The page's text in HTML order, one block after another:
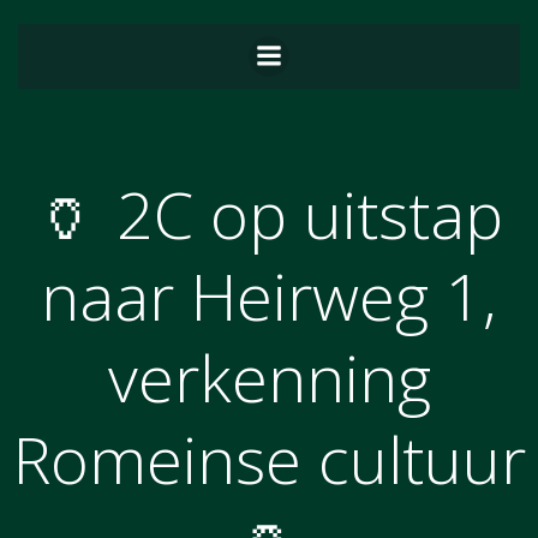
naar
de
🏺 2C op uitstap
naar Heirweg 1,
verkenning
Romeinse cultuur